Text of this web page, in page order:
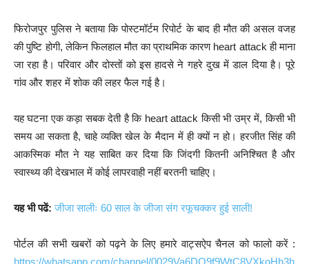
फिरोजपुर पुलिस ने बताया कि पोस्टमॉर्टम रिपोर्ट के बाद ही मौत की असल वजह
की पुष्टि होगी, लेकिन फिलहाल मौत का प्राथमिक कारण heart attack ही माना
जा रहा है। परिवार और दोस्तों को इस हादसे ने गहरे दुख में डाल दिया है। पूरे
गांव और शहर में शोक की लहर फैल गई है।
यह घटना एक कड़ा सबक देती है कि heart attack किसी भी उम्र में, किसी भी
समय आ सकता है, चाहे व्यक्ति खेल के मैदान में ही क्यों न हो। हरजीत सिंह की
आकस्मिक मौत ने यह साबित कर दिया कि जिंदगी कितनी अनिश्चित है और
स्वास्थ्य की देखभाल में कोई लापरवाही नहीं बरतनी चाहिए।
यह भी पढें: जीजा सालीः 60 साल के जीजा संग रफूचक्कर हुई साली!
पोर्टल की सभी खबरों को पढ़ने के लिए हमारे वाट्सऐप चैनल को फालो करें :
https://whatsapp.com/channel/0029Va6DQ9f9WtC8VXkoHh3h